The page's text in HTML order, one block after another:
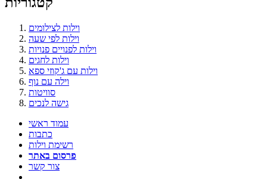
וילות לצילומים
וילות לפי שעה
וילות לפנויים פנויות
וילות לחגים
וילות עם ג'קוזי ספא
וילה עם נוף
סוויטות
גישה לנכים
עמוד ראשי
כתבות
רשימת וילות
פרסום באתר
צור קשר